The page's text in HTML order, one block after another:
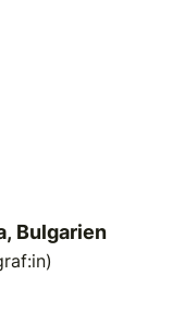
Bulgarien